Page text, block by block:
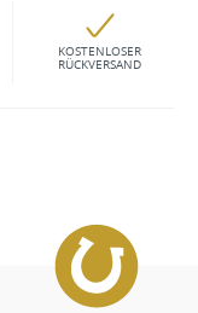
KOSTENLOSER
RÜCKVERSAND